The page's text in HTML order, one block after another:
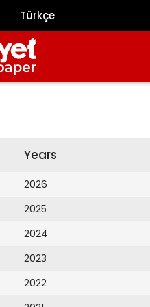
Türkçe
Years
2026
2025
2024
2023
2022